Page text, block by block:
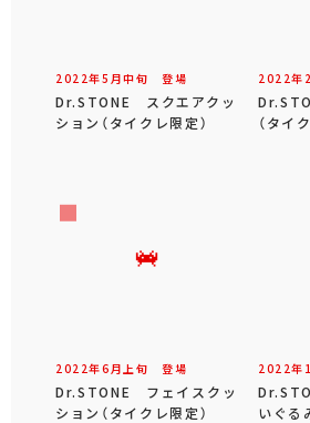
2022年5 月中旬 登場
Dr.STONE スクエアクッ
ション（タイクレ限定）
2022年 2
（タイ
2022年6 月 上旬 登場
Dr.STONE フェイスクッ
ション（タイクレ限定）
2022年 1
いぐ